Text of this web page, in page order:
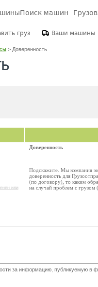
Поиск машин
груз Ваши машины
> Доверенность
или
Доверенность
Подскажите. Мы компания
доверенность для
(по договору), то каким
на случай проблем с грузом
за информацию, публикуемую